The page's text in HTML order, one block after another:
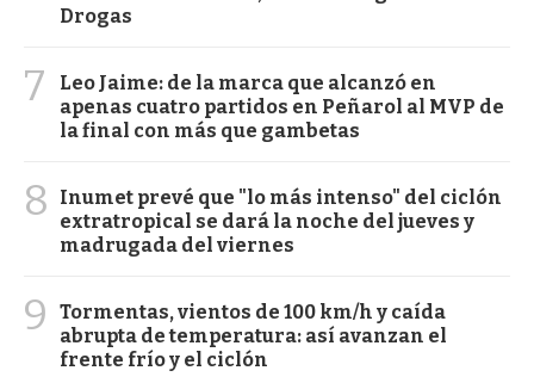
Drogas
7
Leo Jaime: de la marca que alcanzó en
apenas cuatro partidos en Peñarol al MVP de
la final con más que gambetas
8
Inumet prevé que "lo más intenso" del ciclón
extratropical se dará la noche del jueves y
madrugada del viernes
9
Tormentas, vientos de 100 km/h y caída
abrupta de temperatura: así avanzan el
frente frío y el ciclón